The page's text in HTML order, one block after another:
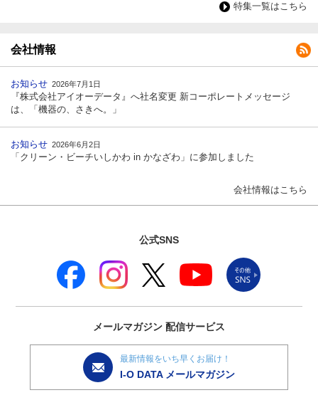
特集一覧はこちら
会社情報
お知らせ 2026年7月1日
『株式会社アイオーデータ』へ社名変更 新コーポレートメッセージ
は、「機器の、さきへ。」
お知らせ 2026年6月2日
「クリーン・ビーチいしかわ in かなざわ」に参加しました
会社情報はこちら
公式SNS
メールマガジン 配信サービス
最新情報をいち早くお届け！
I-O DATA メールマガジン